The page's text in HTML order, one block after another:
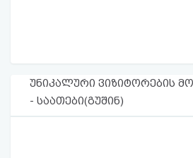
უნიკალური ვიზიტორების
- საათები(გუშინ)